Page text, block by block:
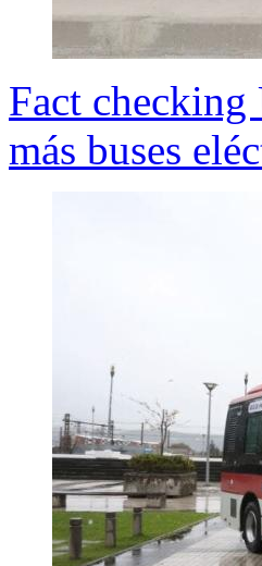
Fact checking
más buses